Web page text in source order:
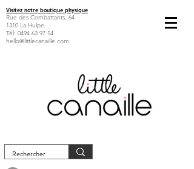
Visitez notre boutique physique
Rue des Combattants, 64
1310 La Hulpe
Tél: 0494 63 97 54
hello@littlecanaille.com